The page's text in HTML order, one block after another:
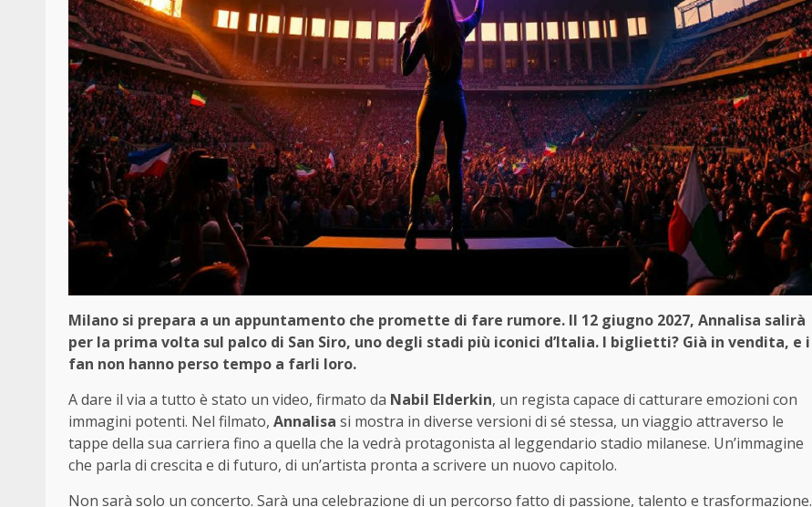
Milano si prepara a un appuntamento che promette di fare rumore. Il 12 giugno 2027, Annalisa salirà
per la prima volta sul palco di San Siro, uno degli stadi più iconici d’Italia. I biglietti? Già in vendita, e i
fan non hanno perso tempo a farli loro.
A dare il via a tutto è stato un video, firmato da Nabil Elderkin, un regista capace di catturare emozioni con
immagini potenti. Nel filmato, Annalisa si mostra in diverse versioni di sé stessa, un viaggio attraverso le
tappe della sua carriera fino a quella che la vedrà protagonista al leggendario stadio milanese. Un’immagine
che parla di crescita e di futuro, di un’artista pronta a scrivere un nuovo capitolo.
Non sarà solo un concerto. Sarà una celebrazione di un percorso fatto di passione, talento e trasformazione.